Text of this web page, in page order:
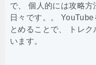
で、 個人的には攻略
日々です。。
とめることで、 トレ
います。